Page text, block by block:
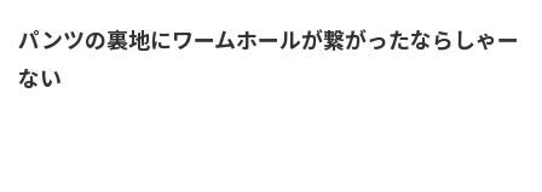
パンツの裏地にワームホールが繋がったならしゃー
ない